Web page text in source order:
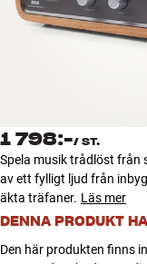
Tillbehör
NYHETER
Hitta Butik
1 798:-/ ST.
Spela musik trådlöst från
av ett fylligt ljud från
äkta träfaner. Läs mer
DENNA PRODUKT
Den här produkten finns